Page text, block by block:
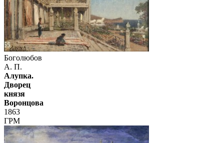
Боголюбов
А. П.
Алупка.
Дворец
князя
Воронцова
1863
ГРМ